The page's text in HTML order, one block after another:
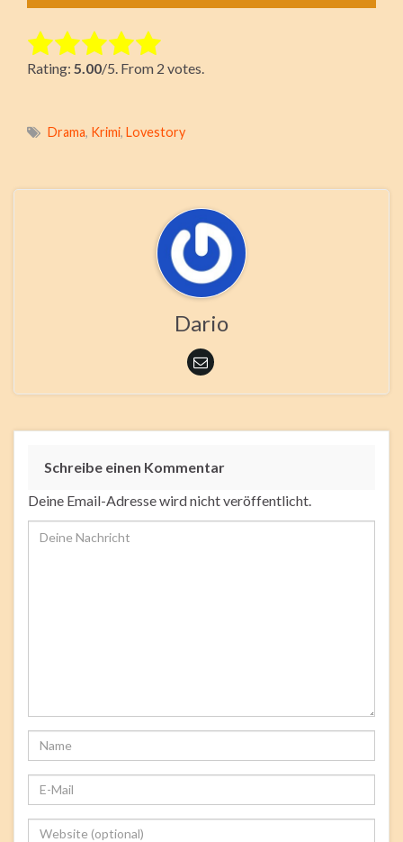
Rate this item:
Submit Rating
Rating: 5.00/5. From 2 votes.
Drama, Krimi, Lovestory
Dario
Schreibe einen Kommentar
Deine Email-Adresse wird nicht veröffentlicht.